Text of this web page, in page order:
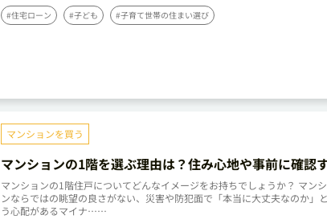
#住宅ローン #子ども #子育て世帯の住まい選び
マンションを買う
マンションの1階を選ぶ理由は？住み心地や事前に確認
きポイントをプロが解説
マンションの1階住戸についてどんなイメージをお持ちでしょうか？ マン
ンならではの眺望の良さがない、災害や防犯面で「本当に大丈夫なのか」
う心配があるマイナ……